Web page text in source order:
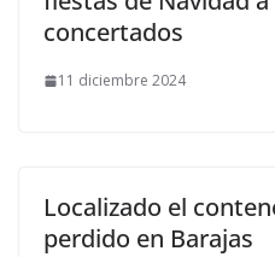
concertados
11 diciembre 2024
Localizado el
perdido en Barajas